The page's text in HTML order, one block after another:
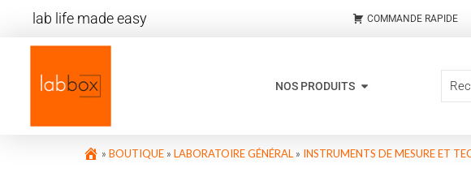
lab life made easy COMMANDE RAPIDE
NOS PRODUITS
» BOUTIQUE » LABORATOIRE GÉNÉRAL » INSTRUMENTS DE MESURE ET